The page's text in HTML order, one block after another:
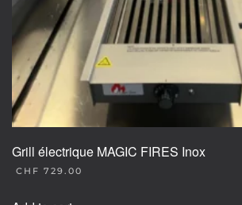
Grill électrique MAGIC FIRES Inox
CHF 729.00